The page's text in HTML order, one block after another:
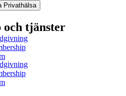
Privathälsa
och tjänster